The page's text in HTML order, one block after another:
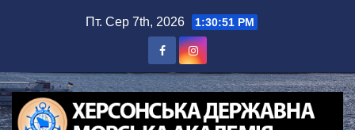
Пт. Сер 7th, 2026 1:30:52 PM